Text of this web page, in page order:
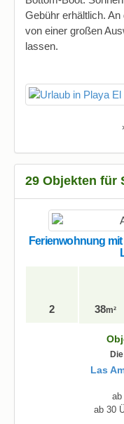
Gebühr erhältlich.
von einer großen
lassen.
29 Objekten für
Ferienwohnung
2 38m²
Las
ab
ab 30